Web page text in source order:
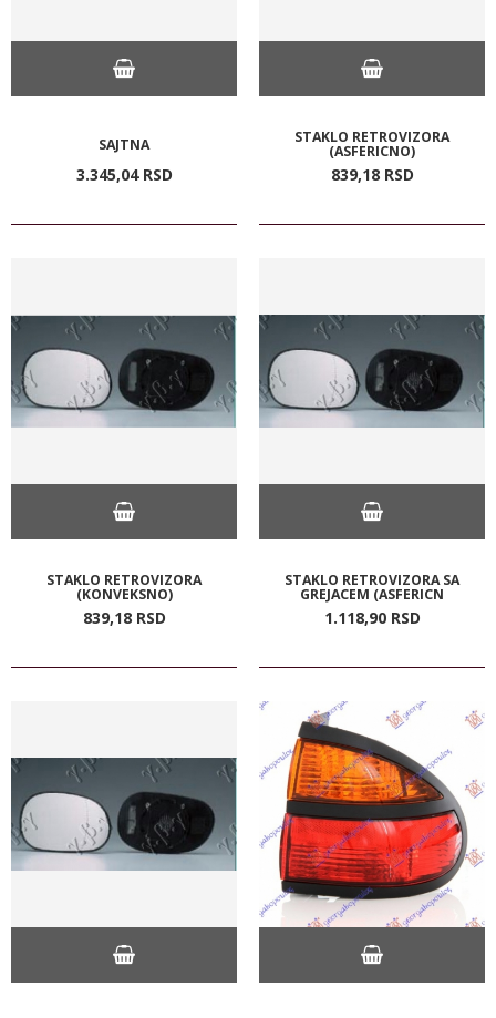
SAJTNA
3.345,04 RSD
STAKLO RETROVIZORA
(ASFERICNO)
839,18 RSD
STAKLO RETROVIZORA
(KONVEKSNO)
839,18 RSD
STAKLO RETROVIZORA SA
GREJACEM (ASFERICN
1.118,90 RSD